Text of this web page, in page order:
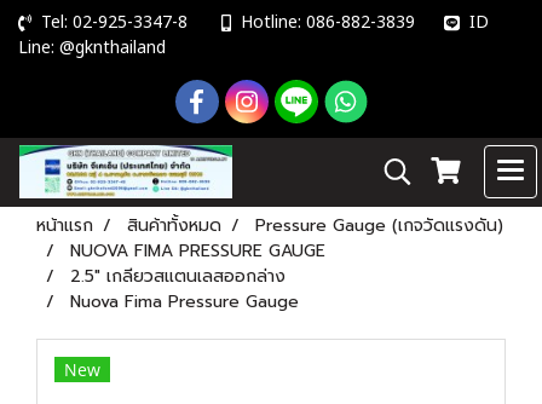
Tel: 02-925-3347-8 Hotline: 086-882-3839 ID
Line: @gknthailand
หน้าแรก สินค้าทั้งหมด
Pressure Gauge (เกจวัดแรงดัน)
NUOVA FIMA PRESSURE GAUGE
2.5" เกลียวสแตนเลสออกล่าง
Nuova Fima Pressure Gauge
New